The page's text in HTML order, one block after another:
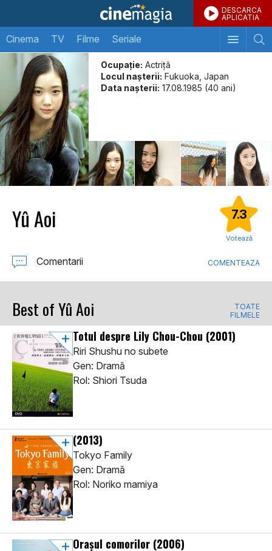
DESCARCA
APLICATIA
Cinema TV Filme Seriale
Ocupație: Actriţă
Locul naşterii: Fukuoka, Japan
Data naşterii: 17.08.1985 (40 ani)
Yû Aoi 7.3
Votează
Comentarii COMENTEAZA
Best of Yû Aoi
TOATE
FILMELE
Totul despre Lily Chou-Chou (2001)
Riri Shushu no subete
Gen: Dramă
Rol: Shiori Tsuda
(2013)
Tokyo Family
Gen: Dramă
Rol: Noriko mamiya
Orașul comorilor (2006)